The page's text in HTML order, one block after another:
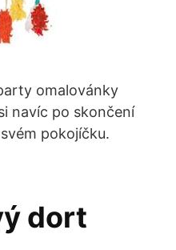
omalovánky
navíc po skončení
pokojíčku.
dort